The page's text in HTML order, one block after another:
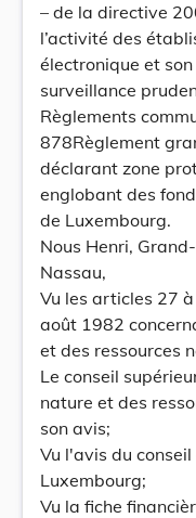
– de la directive
l’activité des
électronique et
surveillance
Règlements
878Règlement
déclarant zone
englobant des
de Luxembourg.
Nous Henri,
Nassau,
Vu les articles 27
août 1982
et des ressources
Le conseil
nature et des
son avis;
Vu l'avis du
Luxembourg;
Vu la fiche